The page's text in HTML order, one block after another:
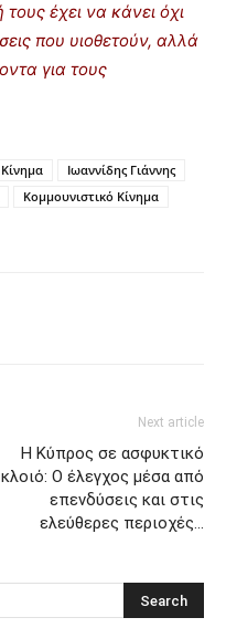
έχει να κάνει όχι
που υιοθετούν, αλλά
για τους
Ιωαννίδης Γιάννης
Κομμουνιστικό Κίνημα
Next article
Η Κύπρος σε ασφυκτικό
κλοιό: Ο έλεγχος μέσα από
επενδύσεις και στις
ελεύθερες περιοχές…